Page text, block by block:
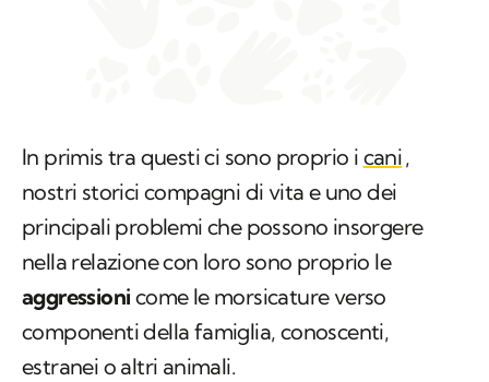
In primis tra questi ci sono proprio i cani,
nostri storici compagni di vita e uno dei
principali problemi che possono insorgere
nella relazione con loro sono proprio le
aggressioni come le morsicature verso
componenti della famiglia, conoscenti,
estranei o altri animali.